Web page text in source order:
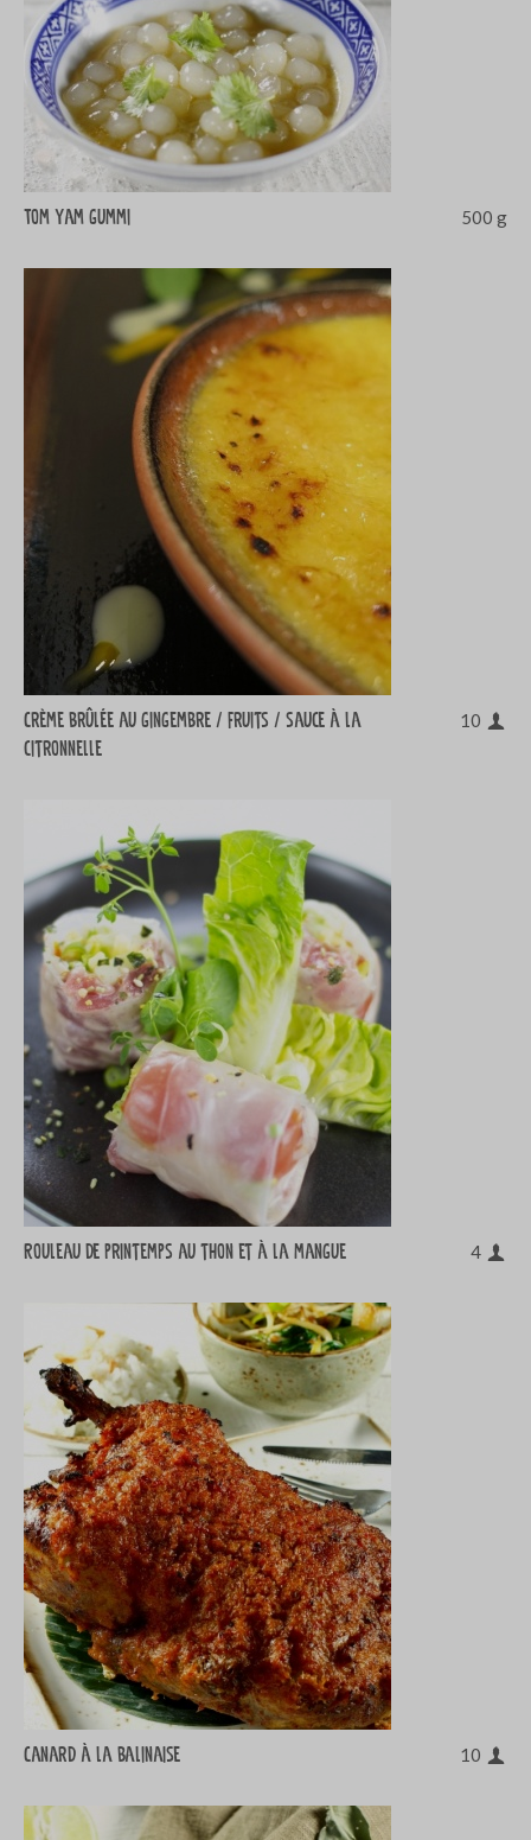
Tom yam gummi 500 g
Crème brûlée au gingembre / fruits / sauce à la
citronnelle
10
Rouleau de printemps au thon et à la mangue 4
Canard à la balinaise 10